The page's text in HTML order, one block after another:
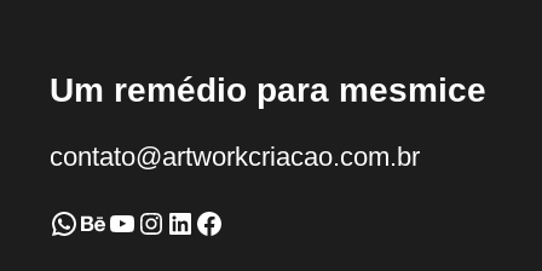
Um remédio para mesmice
contato@artworkcriacao.com.br
WhatsApp Behance Youtube Instagram LinkedIn Facebook